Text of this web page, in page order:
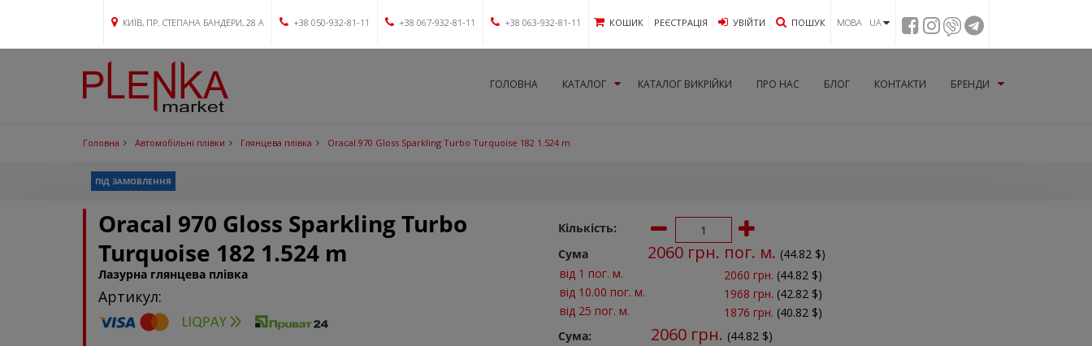
КИЇВ, ПР. СТЕПАНА БАНДЕРИ, 28 А +38 050-932-81-11 +38 067-932-81-11 +38 063-932-81-11 КОШИК РЕЄСТРАЦІЯ УВIЙТИ ПОШУК МОВА UA
ГОЛОВНА КАТАЛОГ КАТАЛОГ ВИКРІЙКИ ПРО НАС БЛОГ КОНТАКТИ БРЕНДИ
Головна Автомобільні плівки Глянцева плівка Oracal 970 Gloss Sparkling Turbo Turquoise 182 1.524 m
ПІД ЗАМОВЛЕННЯ
Oracal 970 Gloss Sparkling Turbo
Turquoise 182 1.524 m
Лазурна глянцева плівка
Артикул:
Кількість:
Сума
2060 грн. пог. м. (44.82 $)
від 1 пог. м.
2060 грн. (44.82 $)
від 10.00 пог. м.
1968 грн. (42.82 $)
від 25 пог. м.
1876 грн. (40.82 $)
Сума:
2060 грн. (44.82 $)